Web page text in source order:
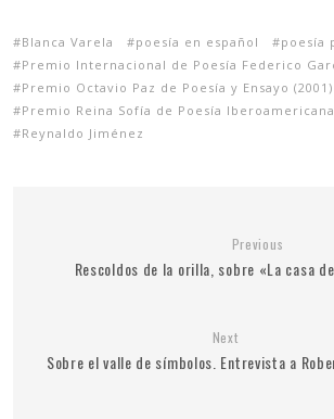
Blanca Varela poesía en español
poesía
Premio Internacional de Poesía Federico
Premio Octavio Paz de Poesía y Ensayo (2001)
Premio Reina Sofía de Poesía Iberoamericana
Reynaldo Jiménez
Previous
Rescoldos de la orilla, sobre «La casa
Next
Sobre el valle de símbolos. Entrevista a